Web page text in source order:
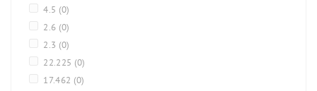
4.5 (0)
2.6 (0)
2.3 (0)
22.225 (0)
17.462 (0)